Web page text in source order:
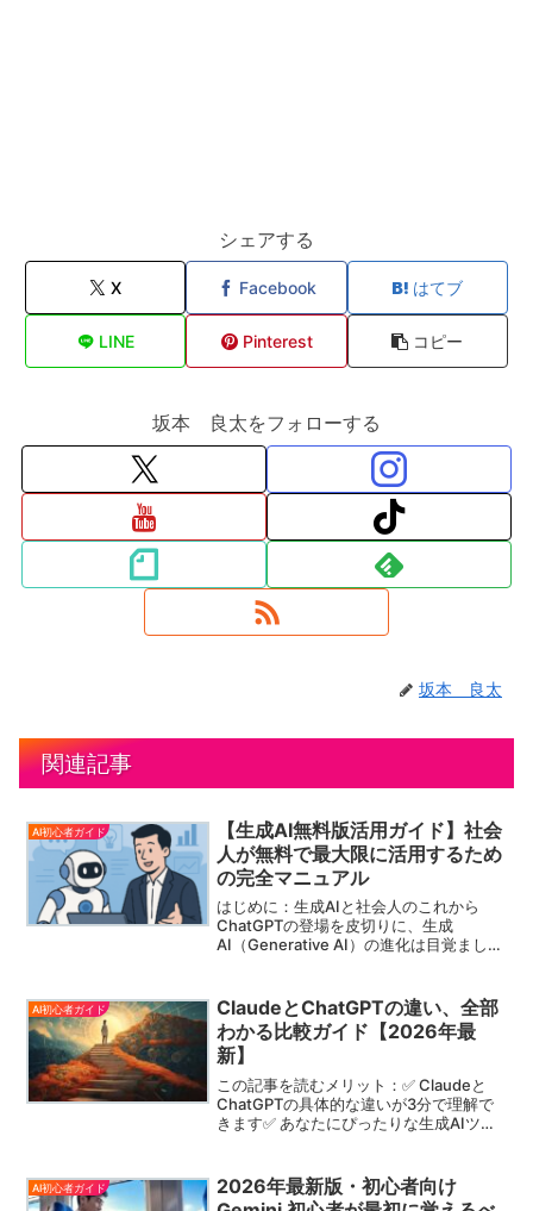
シェアする
X Facebook はてブ
LINE Pinterest コピー
坂本 良太をフォローする
坂本 良太
関連記事
AI初心者ガイド
【生成AI無料版活用ガイド】社会
人が無料で最大限に活用するため
の完全マニュアル
はじめに：生成AIと社会人のこれから
ChatGPTの登場を皮切りに、生成
AI（Generative AI）の進化は目覚ましい
の価値が高まる中、多くの社会人が「ど
こまで...
AI初心者ガイド
ClaudeとChatGPTの違い、全部
わかる比較ガイド【2026年最
新】
この記事を読むメリット：✅ Claudeと
ChatGPTの具体的な違いが3分で理解で
きます✅ あなたにぴったりな生成AIツー
ります✅ 2026年の最新機能と価格情報を
キャッチアップできますAI技術は日々進
AI初心者ガイド
2026年最新版・初心者向け